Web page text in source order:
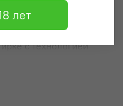
с технологией
магнит от
лет